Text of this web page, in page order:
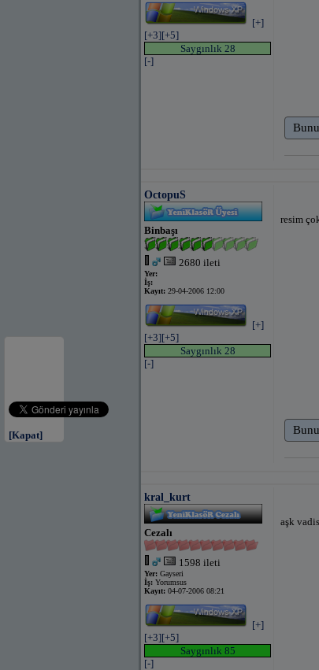
[Kapat]
[+]
[+3][+5]
Saygınlık 28
[-]
OctopuS
Binbaşı
2680 ileti
Yer:
İş:
Kayıt: 29-04-2006 12:00
[+]
[+3][+5]
Saygınlık 28
[-]
resim
kral_kurt
Cezalı
1598 ileti
Yer: Gayseri
İş: Yorumsus
Kayıt: 04-07-2006 08:21
[+]
[+3][+5]
Saygınlık 85
[-]
aşk